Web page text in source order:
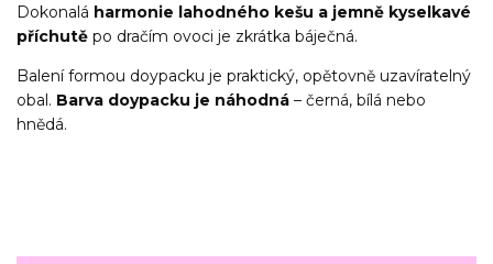
Dokonalá harmonie lahodného kešu a jemně kyselkavé
příchutě po dračím ovoci je zkrátka báječná.
Balení formou doypacku je praktický, opětovně uzavíratelný
obal. Barva doypacku je náhodná – černá, bílá nebo
hnědá.